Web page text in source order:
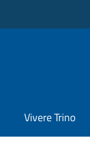
Vivere Trino